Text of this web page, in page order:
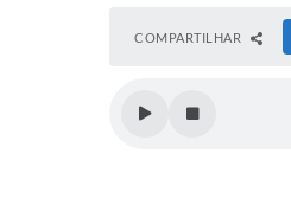
COMPARTILHAR